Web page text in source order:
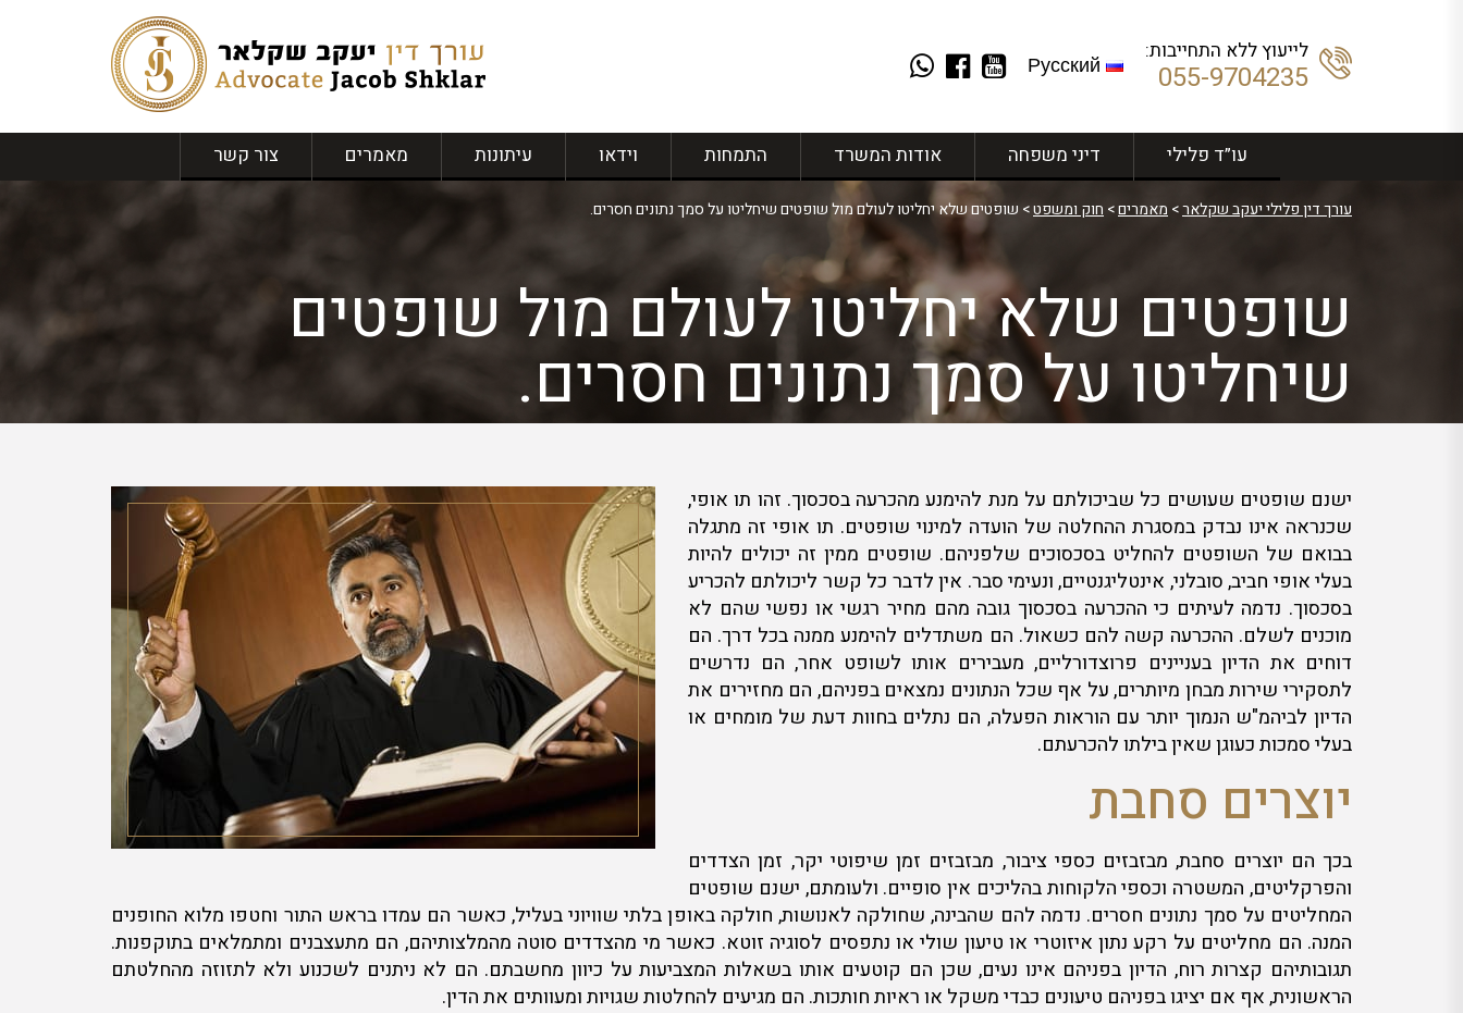
לייעוץ ללא התחייבות:
055-9704235
Русский
עו”ד פלילי דיני משפחה אודות המשרד התמחות וידאו עיתונות מאמרים צור קשר
עורך דין פלילי יעקב שקלאר> מאמרים> חוק ומשפט> שופטים שלא יחליטו לעולם מול שופטים שיחליטו על סמך נתונים חסרים.
שופטים שלא יחליטו לעולם מול שופטים
שיחליטו על סמך נתונים חסרים.
ישנם שופטים שעושים כל שביכולתם על מנת להימנע מהכרעה בסכסוך. זהו תו אופי,
שכנראה אינו נבדק במסגרת ההחלטה של הועדה למינוי שופטים. תו אופי זה מתגלה
בבואם של השופטים להחליט בסכסוכים שלפניהם. שופטים ממין זה יכולים להיות
בעלי אופי חביב, סובלני, אינטליגנטיים, ונעימי סבר. אין לדבר כל קשר ליכולתם להכריע
בסכסוך. נדמה לעיתים כי ההכרעה בסכסוך גובה מהם מחיר רגשי או נפשי שהם לא
מוכנים לשלם. ההכרעה קשה להם כשאול. הם משתדלים להימנע ממנה בכל דרך. הם
דוחים את הדיון בעניינים פרוצדורליים, מעבירים אותו לשופט אחר, הם נדרשים
לתסקירי שירות מבחן מיותרים, על אף שכל הנתונים נמצאים בפניהם, הם מחזירים את
הדיון לביהמ"ש הנמוך יותר עם הוראות הפעלה, הם נתלים בחוות דעת של מומחים או
בעלי סמכות כעוגן שאין בילתו להכרעתם.
יוצרים סחבת
בכך הם יוצרים סחבת, מבזבזים כספי ציבור, מבזבזים זמן שיפוטי יקר, זמן הצדדים
והפרקליטים, המשטרה וכספי הלקוחות בהליכים אין סופיים. ולעומתם, ישנם שופטים
המחליטים על סמך נתונים חסרים. נדמה להם שהבינה, שחולקה לאנושות, חולקה באופן בלתי שוויוני בעליל, כאשר הם עמדו בראש התור וחטפו מלוא החופנים
המנה. הם מחליטים על רקע נתון איזוטרי או טיעון שולי או נתפסים לסוגיה זוטא. כאשר מי מהצדדים סוטה מהמלצותיהם, הם מתעצבנים ומתמלאים בתוקפנות.
תגובותיהם קצרות רוח, הדיון בפניהם אינו נעים, שכן הם קוטעים אותו בשאלות המצביעות על כיוון מחשבתם. הם לא ניתנים לשכנוע ולא לתזוזה מהחלטתם
הראשונית, אף אם יציגו בפניהם טיעונים כבדי משקל או ראיות חותכות. הם מגיעים להחלטות שגויות ומעוותים את הדין.